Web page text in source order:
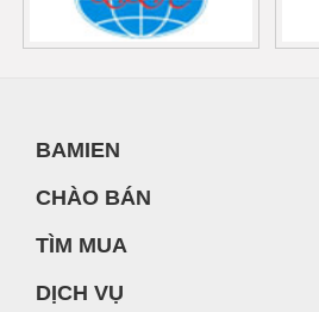
BAMIEN
CHÀO BÁN
TÌM MUA
DỊCH VỤ